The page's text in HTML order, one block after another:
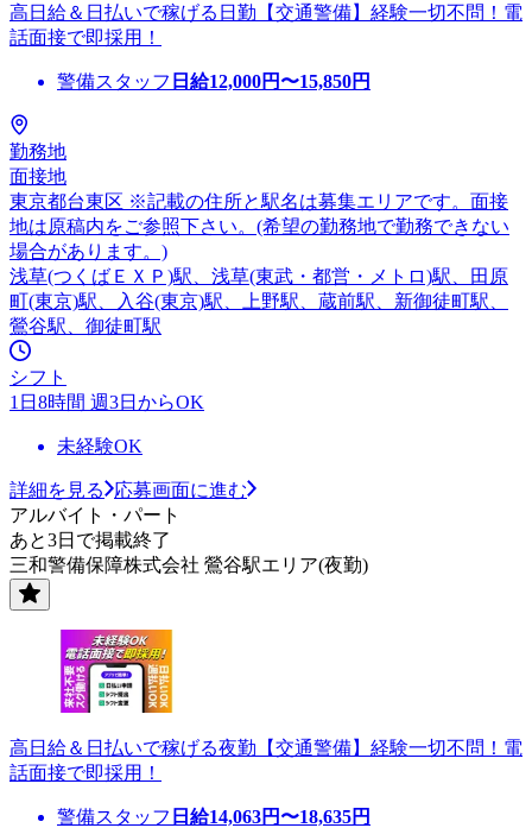
高日給＆日払いで稼げる日勤【交通警備】経験一切不問！電
話面接で即採用！
警備スタッフ 日給12,000円〜15,850円
勤務地
面接地
東京都台東区 ※記載の住所と駅名は募集エリアです。面接
地は原稿内をご参照下さい。(希望の勤務地で勤務できない
場合があります。)
浅草(つくばＥＸＰ)駅、浅草(東武・都営・メトロ)駅、田原
町(東京)駅、入谷(東京)駅、上野駅、蔵前駅、新御徒町駅、
鶯谷駅、御徒町駅
シフト
1日8時間 週3日からOK
未経験OK
詳細を見る
応募画面に進む
アルバイト・パート
あと3日で掲載終了
三和警備保障株式会社 鶯谷駅エリア(夜勤)
高日給＆日払いで稼げる夜勤【交通警備】経験一切不問！電
話面接で即採用！
警備スタッフ 日給14,063円〜18,635円